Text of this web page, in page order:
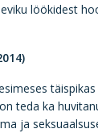
löökidest
teda ka
ja